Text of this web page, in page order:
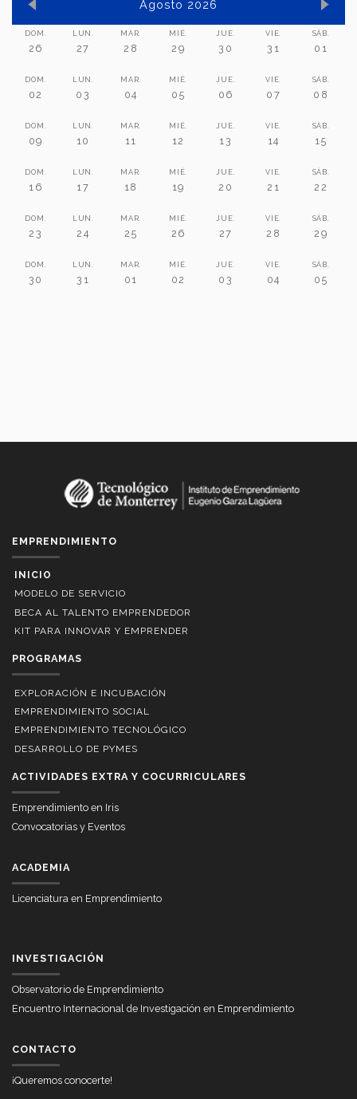
Agosto 2026
DOM.
26
LUN.
27
MAR.
28
MIÉ.
29
JUE.
30
VIE.
31
SÁB.
01
DOM.
02
LUN.
03
MAR.
04
MIÉ.
05
JUE.
06
VIE.
07
SÁB.
08
DOM.
09
LUN.
10
MAR.
11
MIÉ.
12
JUE.
13
VIE.
14
SÁB.
15
DOM.
16
LUN.
17
MAR.
18
MIÉ.
19
JUE.
20
VIE.
21
SÁB.
22
DOM.
23
LUN.
24
MAR.
25
MIÉ.
26
JUE.
27
VIE.
28
SÁB.
29
DOM.
30
LUN.
31
MAR.
01
MIÉ.
02
JUE.
03
VIE.
04
SÁB.
05
EMPRENDIMIENTO
INICIO
MODELO DE SERVICIO
BECA AL TALENTO EMPRENDEDOR
KIT PARA INNOVAR Y EMPRENDER
PROGRAMAS
EXPLORACIÓN E INCUBACIÓN
EMPRENDIMIENTO SOCIAL
EMPRENDIMIENTO TECNOLÓGICO
DESARROLLO DE PYMES
ACTIVIDADES EXTRA Y COCURRICULARES
Emprendimiento en Iris
Convocatorias y Eventos
ACADEMIA
Licenciatura en Emprendimiento
INVESTIGACIÓN
Observatorio de Emprendimiento
Encuentro Internacional de Investigación en Emprendimiento
CONTACTO
¡Queremos conocerte!